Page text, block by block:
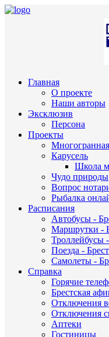
Главная
О проекте
Наши авторы
Эксклюзив
Персона
Проекты
Карусель
Школа
Чудо природы
Вопрос
Рыбалка
Расписания
Автобусы -
Маршрутки -
Троллейбусы
Поезда - Брест
Самолеты -
Справка
Горячие
Брестская
Отключения
Отключения
Аптеки
Гостиницы